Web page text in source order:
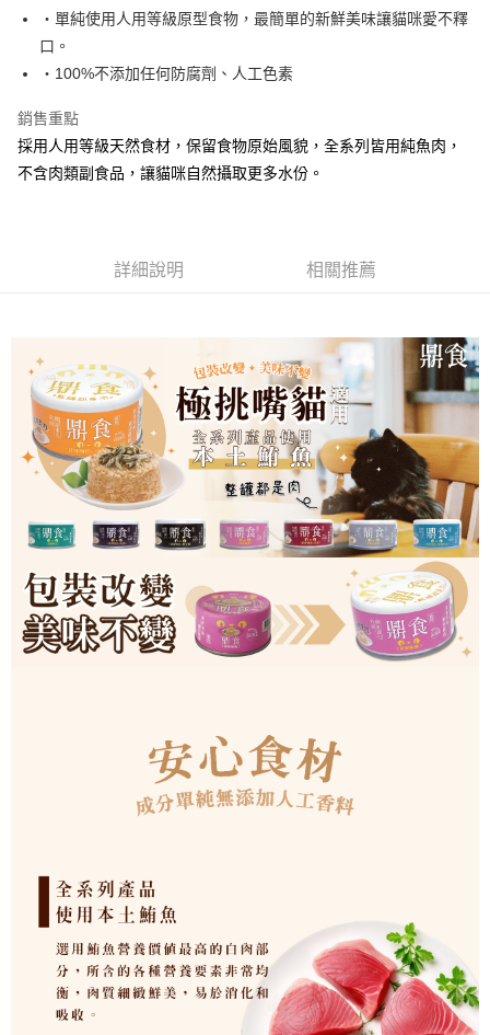
・單純使用人用等級原型食物，最簡單的新鮮美味讓貓咪愛不釋
口。
・100%不添加任何防腐劑、人工色素
銷售重點
採用人用等級天然食材，保留食物原始風貌，全系列皆用純魚肉，
不含肉類副食品，讓貓咪自然攝取更多水份。
詳細說明 相關推薦